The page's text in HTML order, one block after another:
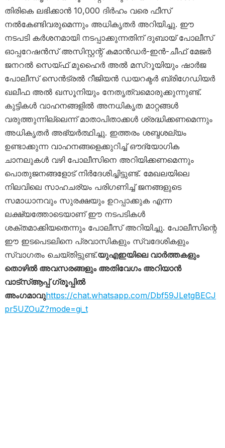
തിരികെ ലഭിക്കാൻ 10,000 ദിർഹം വരെ ഫീസ്
നൽകേണ്ടിവരുമെന്നും അധികൃതർ അറിയിച്ചു. ഈ
നടപടി കർശനമായി നടപ്പാക്കുന്നതിന് ദുബായ് പോലീസ്
ഓപ്പറേഷൻസ് അസിസ്റ്റന്റ് കമാൻഡർ-ഇൻ-ചീഫ് മേജർ
ജനറൽ സെയ്ഫ് മുഹൈർ അൽ മസ്‌റൂയിയും ഷാർജ
പോലീസ് സെൻട്രൽ റീജിയൻ ഡയറക്ടർ ബ്രിഗേഡിയർ
ഖലീഫ അൽ ഖസൂനിയും നേതൃത്വമൊരുക്കുന്നുണ്ട്.
കുട്ടികൾ വാഹനങ്ങളിൽ അനധികൃത മാറ്റങ്ങൾ
വരുത്തുന്നില്ലെന്ന് മാതാപിതാക്കൾ ശ്രദ്ധിക്കണമെന്നും
അധികൃതർ അഭ്യർത്ഥിച്ചു. ഇത്തരം ശബ്ദശല്യം
ഉണ്ടാക്കുന്ന വാഹനങ്ങളെക്കുറിച്ച് ഔദ്യോഗിക
ചാനലുകൾ വഴി പോലീസിനെ അറിയിക്കണമെന്നും
പൊതുജനങ്ങളോട് നിർദേശിച്ചിട്ടുണ്ട്. മേഖലയിലെ
നിലവിലെ സാഹചര്യം പരിഗണിച്ച് ജനങ്ങളുടെ
സമാധാനവും സുരക്ഷയും ഉറപ്പാക്കുക എന്ന
ലക്ഷ്യത്തോടെയാണ് ഈ നടപടികൾ
ശക്തമാക്കിയതെന്നും പോലീസ് അറിയിച്ചു. പോലീസിന്റെ
ഈ ഇടപെടലിനെ പ്രവാസികളും സ്വദേശികളും
സ്വാഗതം ചെയ്തിട്ടുണ്ട്.യുഎഇയിലെ വാർത്തകളും
തൊഴിൽ അവസരങ്ങളും അതിവേഗം അറിയാൻ
വാട്സ്ആപ്പ് ഗ്രൂപ്പിൽ
അംഗമാവുhttps://chat.whatsapp.com/Dbf59JLetgBECJ
pr5UZOuZ?mode=gi_t